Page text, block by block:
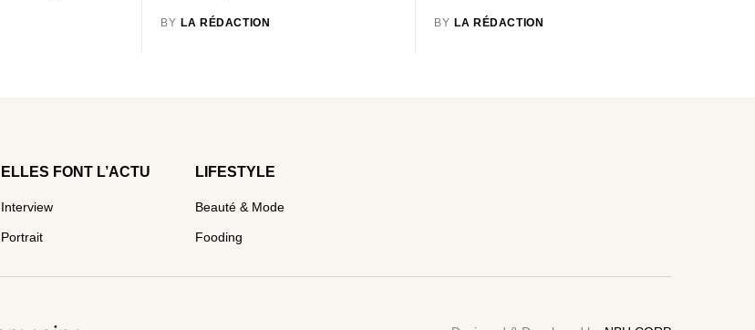
BY LA RÉDACTION BY LA RÉDACTION
ELLES FONT L’ACTU
Interview
Portrait
LIFESTYLE
Beauté & Mode
Fooding